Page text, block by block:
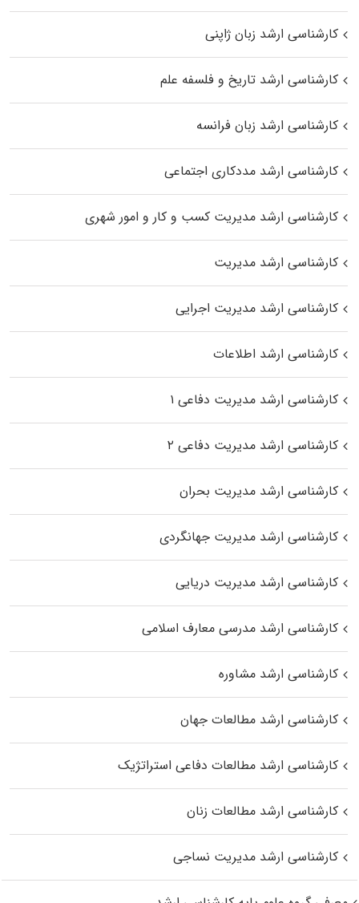
کارشناسی ارشد زبان ژاپنی
کارشناسی ارشد تاریخ و فلسفه علم
کارشناسی ارشد زبان فرانسه
کارشناسی ارشد مددکاری اجتماعی
کارشناسی ارشد مدیریت کسب و کار و امور شهری
کارشناسی ارشد مدیریت
کارشناسی ارشد مدیریت اجرایی
کارشناسی ارشد اطلاعات
کارشناسی ارشد مدیریت دفاعی ۱
کارشناسی ارشد مدیریت دفاعی ۲
کارشناسی ارشد مدیریت بحران
کارشناسی ارشد مدیریت جهانگردی
کارشناسی ارشد مدیریت دریایی
کارشناسی ارشد مدرسی معارف اسلامی
کارشناسی ارشد مشاوره
کارشناسی ارشد مطالعات جهان
کارشناسی ارشد مطالعات دفاعی استراتژیک
کارشناسی ارشد مطالعات زنان
کارشناسی ارشد مدیریت نساجی